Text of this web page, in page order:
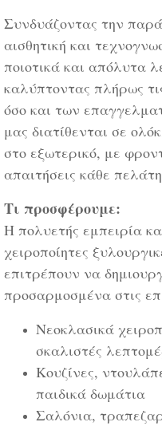
Συνδυάζοντας την
αισθητική και
ποιοτικά και απόλυτα
καλύπτοντας πλήρως
όσο και των
μας διατίθενται σε
στο εξωτερικό, με
απαιτήσεις κάθε
Τι προσφέρουμε:
Η πολυετής εμπειρία
χειροποίητες
επιτρέπουν να
προσαρμοσμένα στις
Νεοκλασικά
σκαλιστές
Κουζίνες,
παιδικά δωμάτια
Σαλόνια,